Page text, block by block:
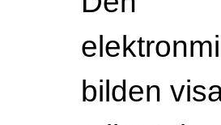
bilden